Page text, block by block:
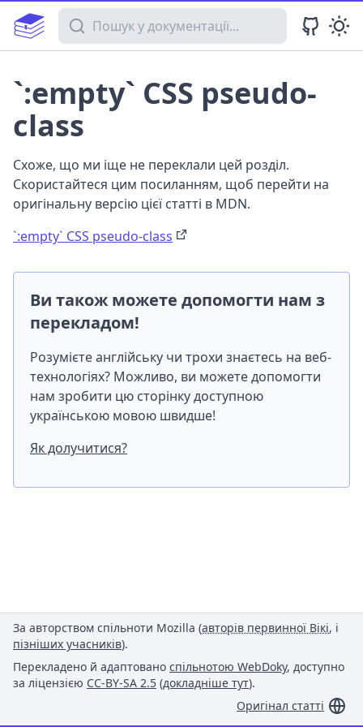
Пошук у документації
`:empty` CSS pseudo-
class
Схоже, що ми іще не переклали цей розділ.
Скористайтеся цим посиланням, щоб перейти на
оригінальну версію цієї статті в MDN.
`:empty` CSS pseudo-class
Ви також можете допомогти нам з
перекладом!
Розумієте англійську чи трохи знаєтесь на веб-
технологіях? Можливо, ви можете допомогти
нам зробити цю сторінку доступною
українською мовою швидше!
Як долучитися?
За авторством спільноти Mozilla (авторів первинної Вікі, і
пізніших учасників).
Перекладено й адаптовано спільнотою WebDoky, доступно
за ліцензією CC-BY-SA 2.5 (докладніше тут).
Оригінал статті